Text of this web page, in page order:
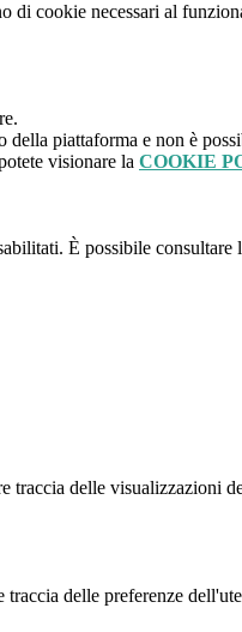
di cookie necessari al
della piattaforma e non è
visionare la COOKIE
È possibile
traccia delle visualizzazioni
traccia delle preferenze